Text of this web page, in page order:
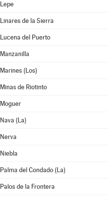
Lepe
Linares de la Sierra
Lucena del Puerto
Manzanilla
Marines (Los)
Minas de Riotinto
Moguer
Nava (La)
Nerva
Niebla
Palma del Condado (La)
Palos de la Frontera